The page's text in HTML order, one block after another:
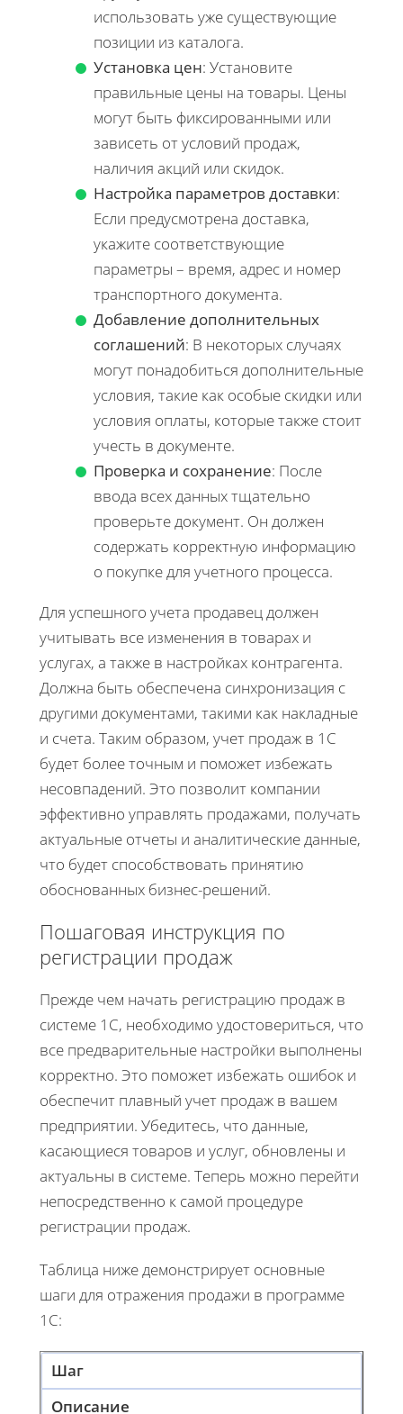
использовать уже существующие
позиции из каталога.
Установка цен: Установите
правильные цены на товары. Цены
могут быть фиксированными или
зависеть от условий продаж,
наличия акций или скидок.
Настройка параметров доставки:
Если предусмотрена доставка,
укажите соответствующие
параметры – время, адрес и номер
транспортного документа.
Добавление дополнительных
соглашений: В некоторых случаях
могут понадобиться дополнительные
условия, такие как особые скидки или
условия оплаты, которые также стоит
учесть в документе.
Проверка и сохранение: После
ввода всех данных тщательно
проверьте документ. Он должен
содержать корректную информацию
о покупке для учетного процесса.
Для успешного учета продавец должен
учитывать все изменения в товарах и
услугах, а также в настройках контрагента.
Должна быть обеспечена синхронизация с
другими документами, такими как накладные
и счета. Таким образом, учет продаж в 1С
будет более точным и поможет избежать
несовпадений. Это позволит компании
эффективно управлять продажами, получать
актуальные отчеты и аналитические данные,
что будет способствовать принятию
обоснованных бизнес-решений.
Пошаговая инструкция по
регистрации продаж
Прежде чем начать регистрацию продаж в
системе 1С, необходимо удостовериться, что
все предварительные настройки выполнены
корректно. Это поможет избежать ошибок и
обеспечит плавный учет продаж в вашем
предприятии. Убедитесь, что данные,
касающиеся товаров и услуг, обновлены и
актуальны в системе. Теперь можно перейти
непосредственно к самой процедуре
регистрации продаж.
Таблица ниже демонстрирует основные
шаги для отражения продажи в программе
1С:
Шаг
Описание